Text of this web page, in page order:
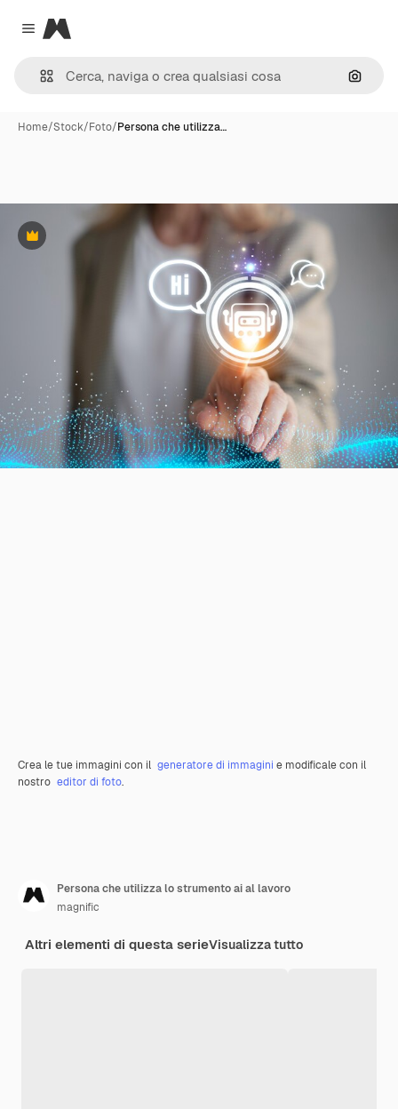
Close menu
Magnific
Cerca
Home/Stock/Foto/Persona che utilizza…
Premium
Crea le tue immagini con il generatore di immagini e modificale con il
nostro editor di foto.
Persona che utilizza lo strumento ai al lavoro
magnific
Altri elementi di questa serieVisualizza tutto